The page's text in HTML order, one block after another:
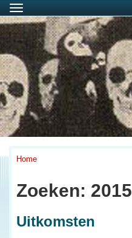
Menu
Home
Zoeken: 2015
Uitkomsten